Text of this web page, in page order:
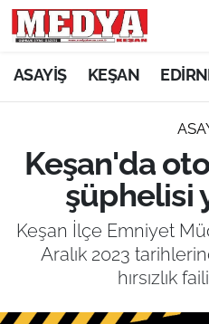
ASAYİŞ KEŞAN
Keşan'da
şüphelisi
Keşan İlçe Emniyet
Aralık 2023
hırsızlık
KEŞAN
ASAYİŞ
SİYASET
GÜNDEM